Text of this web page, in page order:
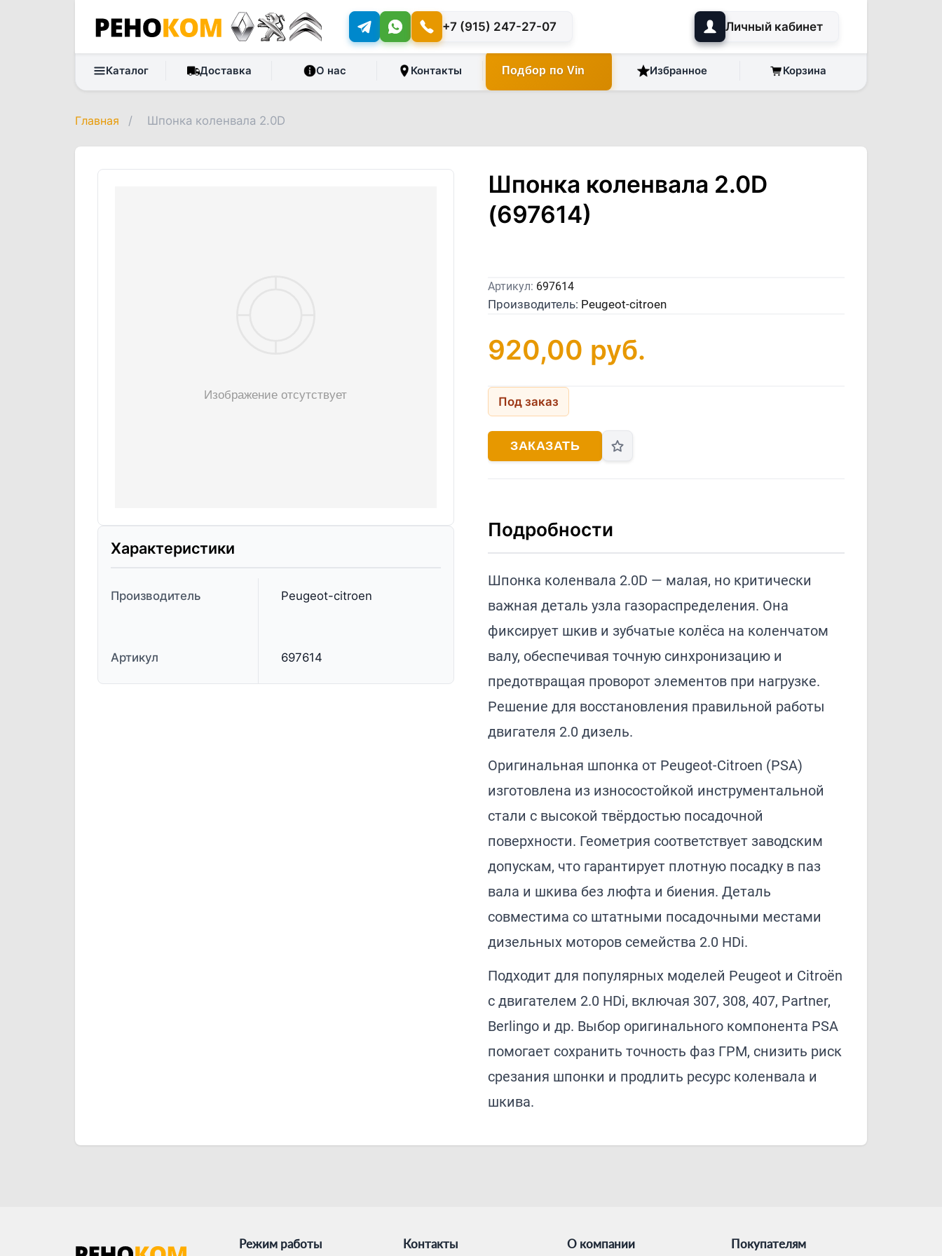
+7 (915) 247-27-07 Личный кабинет
Каталог Доставка О нас Контакты Подбор по Vin Избранное Корзина
Главная / Шпонка коленвала 2.0D
Характеристики
Производитель Peugeot-citroen
Артикул 697614
Шпонка коленвала 2.0D
(697614)
Артикул: 697614
Производитель: Peugeot-citroen
920,00 руб.
Под заказ
ЗАКАЗАТЬ
Подробности
Шпонка коленвала 2.0D — малая, но критически
важная деталь узла газораспределения. Она
фиксирует шкив и зубчатые колёса на коленчатом
валу, обеспечивая точную синхронизацию и
предотвращая проворот элементов при нагрузке.
Решение для восстановления правильной работы
двигателя 2.0 дизель.
Оригинальная шпонка от Peugeot-Citroen (PSA)
изготовлена из износостойкой инструментальной
стали с высокой твёрдостью посадочной
поверхности. Геометрия соответствует заводским
допускам, что гарантирует плотную посадку в паз
вала и шкива без люфта и биения. Деталь
совместима со штатными посадочными местами
дизельных моторов семейства 2.0 HDi.
Подходит для популярных моделей Peugeot и Citroën
с двигателем 2.0 HDi, включая 307, 308, 407, Partner,
Berlingo и др. Выбор оригинального компонента PSA
помогает сохранить точность фаз ГРМ, снизить риск
срезания шпонки и продлить ресурс коленвала и
шкива.
Режим работы Контакты О компании Покупателям